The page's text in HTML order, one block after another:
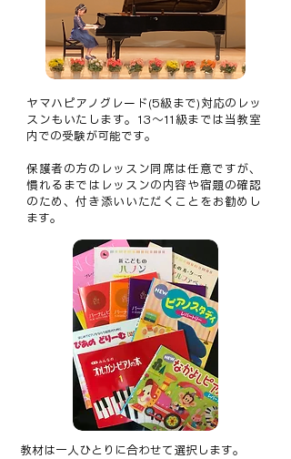
​ヤマハピアノグレード(5級まで)対応のレッ
スンもいたします。13～11級までは当教室
内での受験が可能です。
保護者の方のレッスン同席は任意ですが、
慣れるまではレッスンの内容や宿題の確認
のため、付き添いいただくことをお勧めし
ます。​
教材は一人ひとりに合わせて選択します。